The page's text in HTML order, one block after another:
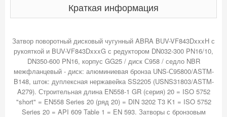
Краткая информация
Затвор поворотный дисковый чугунный ABRA BUV-VF843DxxxH с
рукояткой и BUV-VF843DxxxG с редуктором DN032-300 PN16/10,
DN350-600 PN16, корпус GG25 / диск С958 / седло NBR
межфланцевый - диск: алюминиевая бронза UNS-С95800/ASTM-
B148, шток: дуплексная нержавейка SS2205 (USNS31803/ASTM-
A279). Строительная длина EN558-1 GR (серия) 20 = ISO 5752
"short" = EN558 Series 20 (ряд 20) = DIN 3202 T3 K1 = ISO 5752
Series 20 = API 609 Table 1 = EN 593. Затворы с бронзовым